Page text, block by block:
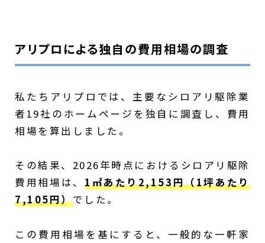
アリプロによる独自の費用相場の調査
私たちアリプロでは、主要なシロアリ駆除業
者19社のホームページを独自に調査し、費用
相場を算出しました。
その結果、2026年時点におけるシロアリ駆除
費用相場は、 1㎡あたり2,153円（1坪あたり
7,105円）でした。
この費用相場を基にすると、一般的な一軒家